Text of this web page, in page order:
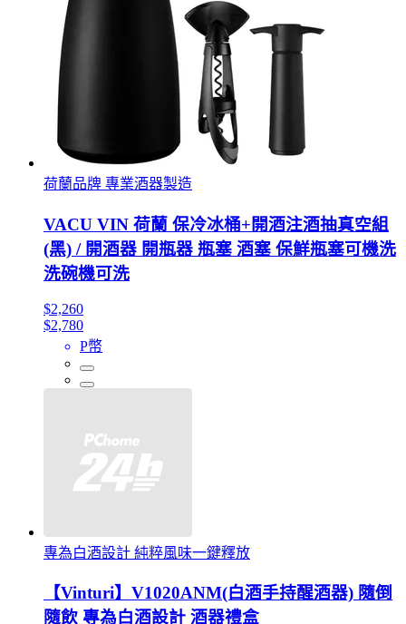
荷蘭品牌 專業酒器製造
VACU VIN 荷蘭 保冷冰桶+開酒注酒抽真空組
(黑) / 開酒器 開瓶器 瓶塞 酒塞 保鮮瓶塞可機洗
洗碗機可洗
$2,260
$2,780
P幣
專為白酒設計 純粹風味一鍵釋放
【Vinturi】V1020ANM(白酒手持醒酒器) 隨倒
隨飲 專為白酒設計 酒器禮盒